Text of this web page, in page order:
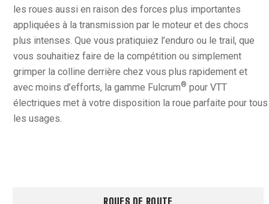
les roues aussi en raison des forces plus importantes
appliquées à la transmission par le moteur et des chocs
plus intenses. Que vous pratiquiez l’enduro ou le trail, que
vous souhaitiez faire de la compétition ou simplement
grimper la colline derrière chez vous plus rapidement et
avec moins d’efforts, la gamme Fulcrum® pour VTT
électriques met à votre disposition la roue parfaite pour tous
les usages.
ROUES DE ROUTE